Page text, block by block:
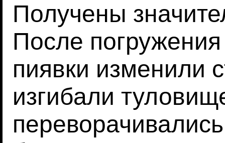
Получены
После
пиявки изменили
изгибали